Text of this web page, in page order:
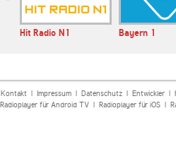
Hit Radio N1 Bayern 1
Kontakt| Impressum| Datenschutz| Entwickler|
Radioplayer für Android TV| Radioplayer für iOS|